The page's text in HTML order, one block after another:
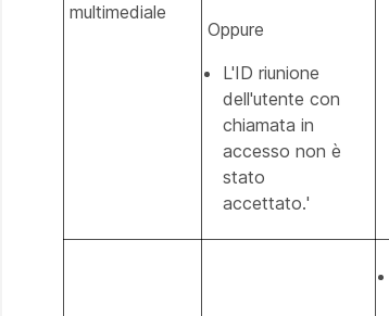
multimediale
Oppure
L'ID riunione
dell'utente con
chiamata in
accesso non è
stato
accettato.'